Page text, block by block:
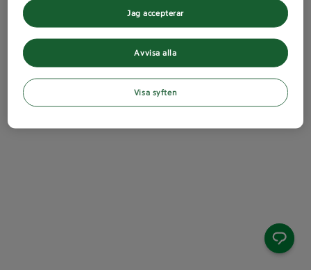
Avvisa alla
Jag accepterar
Visa syften